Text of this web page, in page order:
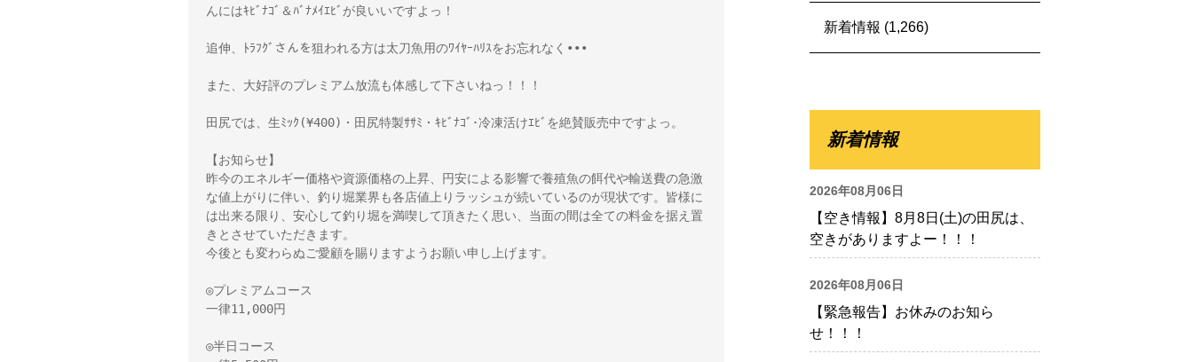
んにはｷﾋﾞﾅｺﾞ＆ﾊﾞﾅﾒｲｴﾋﾞが良いいですよっ！
追伸、ﾄﾗﾌｸﾞさんを狙われる方は太刀魚用のﾜｲﾔｰﾊﾘｽをお忘れなく•••
また、大好評のプレミアム放流も体感して下さいねっ！！！
田尻では、生ﾐｯｸ(¥400)・田尻特製ｻｻﾐ・ｷﾋﾞﾅｺﾞ･冷凍活けｴﾋﾞを絶賛販売中ですよっ。
【お知らせ】
昨今のエネルギー価格や資源価格の上昇、円安による影響で養殖魚の餌代や輸送費の急激
な値上がりに伴い、釣り堀業界も各店値上りラッシュが続いているのが現状です。皆様に
は出来る限り、安心して釣り堀を満喫して頂きたく思い、当面の間は全ての料金を据え置
きとさせていただきます。
今後とも変わらぬご愛顧を賜りますようお願い申し上げます。
◎プレミアムコース
一律11,000円
◎半日コース
新着情報 (1,266)
新着情報
2026年08月06日
【空き情報】8月8日(土)の田尻は、
空きがありますよー！！！
2026年08月06日
【緊急報告】お休みのお知ら
せ！！！